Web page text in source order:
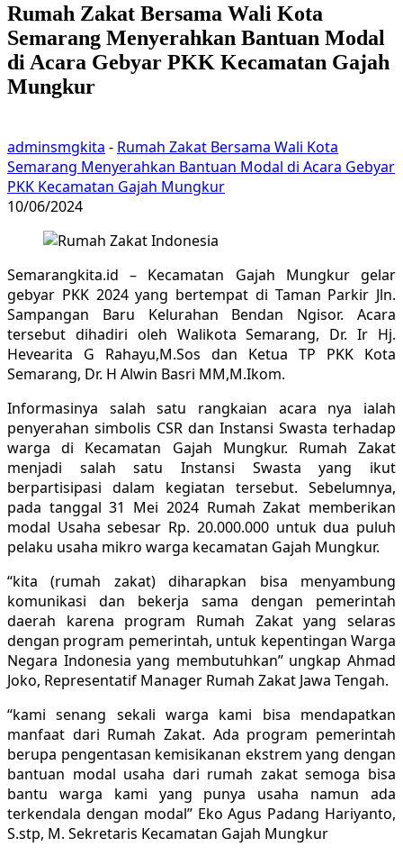
Rumah Zakat Bersama Wali Kota
Semarang Menyerahkan Bantuan Modal
di Acara Gebyar PKK Kecamatan Gajah
Mungkur
adminsmgkita - Rumah Zakat Bersama Wali Kota
Semarang Menyerahkan Bantuan Modal di Acara Gebyar
PKK Kecamatan Gajah Mungkur
10/06/2024
Semarangkita.id – Kecamatan Gajah Mungkur gelar
gebyar PKK 2024 yang bertempat di Taman Parkir Jln.
Sampangan Baru Kelurahan Bendan Ngisor. Acara
tersebut dihadiri oleh Walikota Semarang, Dr. Ir Hj.
Hevearita G Rahayu,M.Sos dan Ketua TP PKK Kota
Semarang, Dr. H Alwin Basri MM,M.Ikom.
Informasinya salah satu rangkaian acara nya ialah
penyerahan simbolis CSR dan Instansi Swasta terhadap
warga di Kecamatan Gajah Mungkur. Rumah Zakat
menjadi salah satu Instansi Swasta yang ikut
berpartisipasi dalam kegiatan tersebut. Sebelumnya,
pada tanggal 31 Mei 2024 Rumah Zakat memberikan
modal Usaha sebesar Rp. 20.000.000 untuk dua puluh
pelaku usaha mikro warga kecamatan Gajah Mungkur.
“kita (rumah zakat) diharapkan bisa menyambung
komunikasi dan bekerja sama dengan pemerintah
daerah karena program Rumah Zakat yang selaras
dengan program pemerintah, untuk kepentingan Warga
Negara Indonesia yang membutuhkan” ungkap Ahmad
Joko, Representatif Manager Rumah Zakat Jawa Tengah.
“kami senang sekali warga kami bisa mendapatkan
manfaat dari Rumah Zakat. Ada program pemerintah
berupa pengentasan kemisikanan ekstrem yang dengan
bantuan modal usaha dari rumah zakat semoga bisa
bantu warga kami yang punya usaha namun ada
terkendala dengan modal” Eko Agus Padang Hariyanto,
S.stp, M. Sekretaris Kecamatan Gajah Mungkur